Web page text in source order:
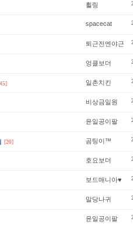
휠링
spacecat
퇴근전엔야근
엉클보더
일촌치킨
비상금일원
윤일공이팔
[20] 곰팅이™
호요보더
보드매니아♥
말당나귀
윤일공이팔